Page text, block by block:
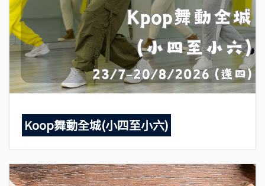
Koop舞動全城(小四至小六)